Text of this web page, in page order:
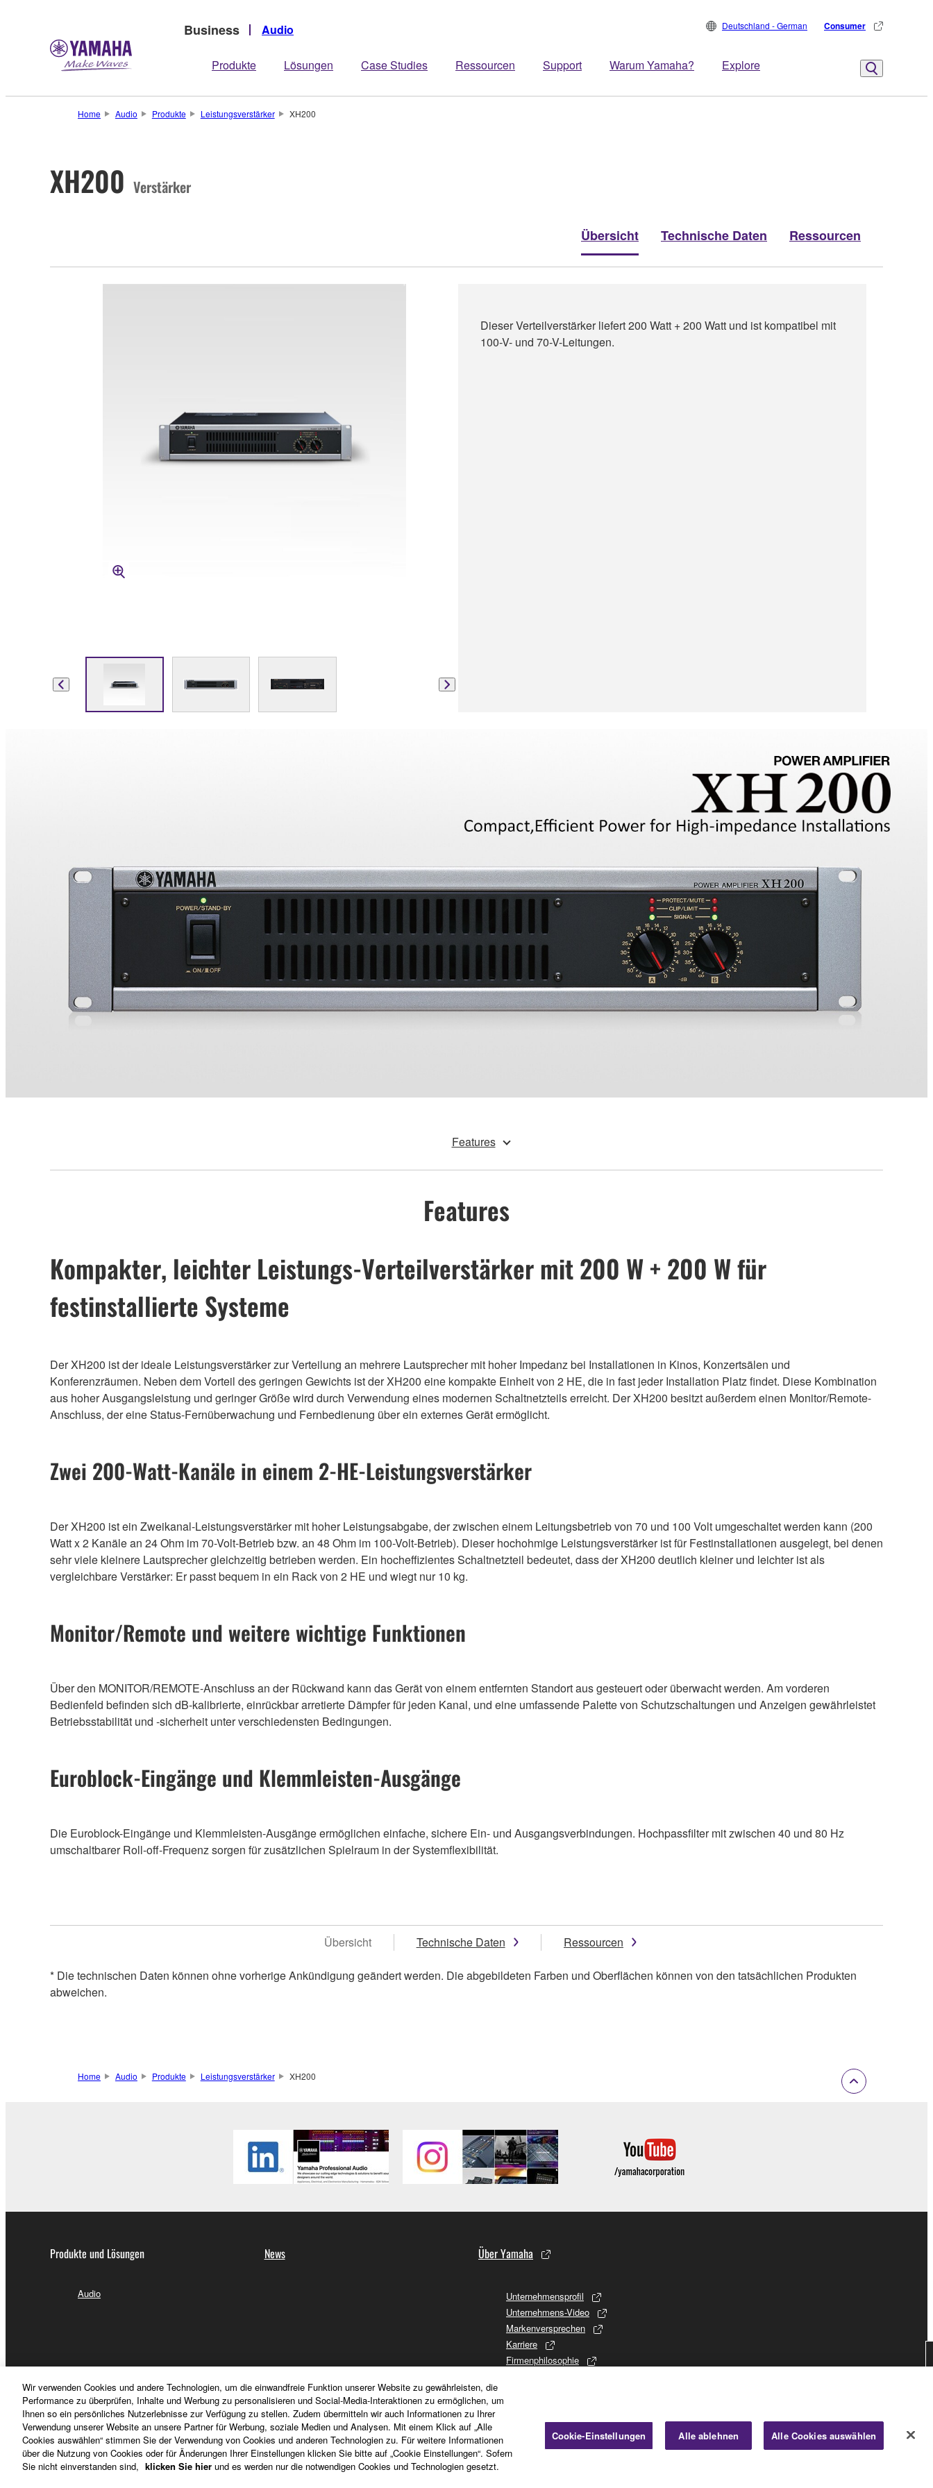
Business Audio
Produkte Lösungen Case Studies Ressourcen Support Warum Yamaha? Explore
Deutschland - German Consumer
Home Audio Produkte Leistungsverstärker XH200
XH200 Verstärker
Übersicht Technische Daten Ressourcen
Dieser Verteilverstärker liefert 200 Watt + 200 Watt und ist kompatibel mit
100-V- und 70-V-Leitungen.
Features
Features
Kompakter, leichter Leistungs-Verteilverstärker mit 200 W + 200 W für
festinstallierte Systeme
Der XH200 ist der ideale Leistungsverstärker zur Verteilung an mehrere Lautsprecher mit hoher Impedanz bei Installationen in Kinos, Konzertsälen und
Konferenzräumen. Neben dem Vorteil des geringen Gewichts ist der XH200 eine kompakte Einheit von 2 HE, die in fast jeder Installation Platz findet. Diese Kombination
aus hoher Ausgangsleistung und geringer Größe wird durch Verwendung eines modernen Schaltnetzteils erreicht. Der XH200 besitzt außerdem einen Monitor/Remote-
Anschluss, der eine Status-Fernüberwachung und Fernbedienung über ein externes Gerät ermöglicht.
Zwei 200-Watt-Kanäle in einem 2-HE-Leistungsverstärker
Der XH200 ist ein Zweikanal-Leistungsverstärker mit hoher Leistungsabgabe, der zwischen einem Leitungsbetrieb von 70 und 100 Volt umgeschaltet werden kann (200
Watt x 2 Kanäle an 24 Ohm im 70-Volt-Betrieb bzw. an 48 Ohm im 100-Volt-Betrieb). Dieser hochohmige Leistungsverstärker ist für Festinstallationen ausgelegt, bei denen
sehr viele kleinere Lautsprecher gleichzeitig betrieben werden. Ein hocheffizientes Schaltnetzteil bedeutet, dass der XH200 deutlich kleiner und leichter ist als
vergleichbare Verstärker: Er passt bequem in ein Rack von 2 HE und wiegt nur 10 kg.
Monitor/Remote und weitere wichtige Funktionen
Über den MONITOR/REMOTE-Anschluss an der Rückwand kann das Gerät von einem entfernten Standort aus gesteuert oder überwacht werden. Am vorderen
Bedienfeld befinden sich dB-kalibrierte, einrückbar arretierte Dämpfer für jeden Kanal, und eine umfassende Palette von Schutzschaltungen und Anzeigen gewährleistet
Betriebsstabilität und -sicherheit unter verschiedensten Bedingungen.
Euroblock-Eingänge und Klemmleisten-Ausgänge
Die Euroblock-Eingänge und Klemmleisten-Ausgänge ermöglichen einfache, sichere Ein- und Ausgangsverbindungen. Hochpassfilter mit zwischen 40 und 80 Hz
umschaltbarer Roll-off-Frequenz sorgen für zusätzlichen Spielraum in der Systemflexibilität.
Übersicht Technische Daten Ressourcen
* Die technischen Daten können ohne vorherige Ankündigung geändert werden. Die abgebildeten Farben und Oberflächen können von den tatsächlichen Produkten
abweichen.
Home Audio Produkte Leistungsverstärker XH200
Produkte und Lösungen
Audio
News Über Yamaha
Unternehmensprofil
Unternehmens-Video
Markenversprechen
Karriere
Firmenphilosophie
CSR (Soziales Engagement)
Deutschland - German
Wir verwenden Cookies und andere Technologien, um die einwandfreie Funktion unserer Website zu gewährleisten, die
Performance zu überprüfen, Inhalte und Werbung zu personalisieren und Social-Media-Interaktionen zu ermöglichen, um
Ihnen so ein persönliches Nutzerlebnisse zur Verfügung zu stellen. Zudem übermitteln wir auch Informationen zu Ihrer
Verwendung unserer Website an unsere Partner für Werbung, soziale Medien und Analysen. Mit einem Klick auf „Alle
Cookies auswählen“ stimmen Sie der Verwendung von Cookies und anderen Technologien zu. Für weitere Informationen
über die Nutzung von Cookies oder für Änderungen Ihrer Einstellungen klicken Sie bitte auf „Cookie Einstellungen“. Sofern
Sie nicht einverstanden sind, klicken Sie hier und es werden nur die notwendigen Cookies und Technologien gesetzt.
Cookie-Einstellungen Alle ablehnen Alle Cookies auswählen